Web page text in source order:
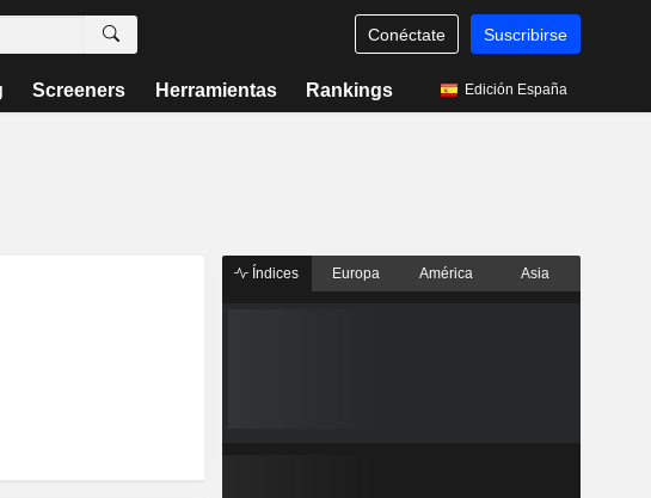
Conéctate Suscribirse
Screeners Herramientas Rankings Edición España
Índices Europa América Asia